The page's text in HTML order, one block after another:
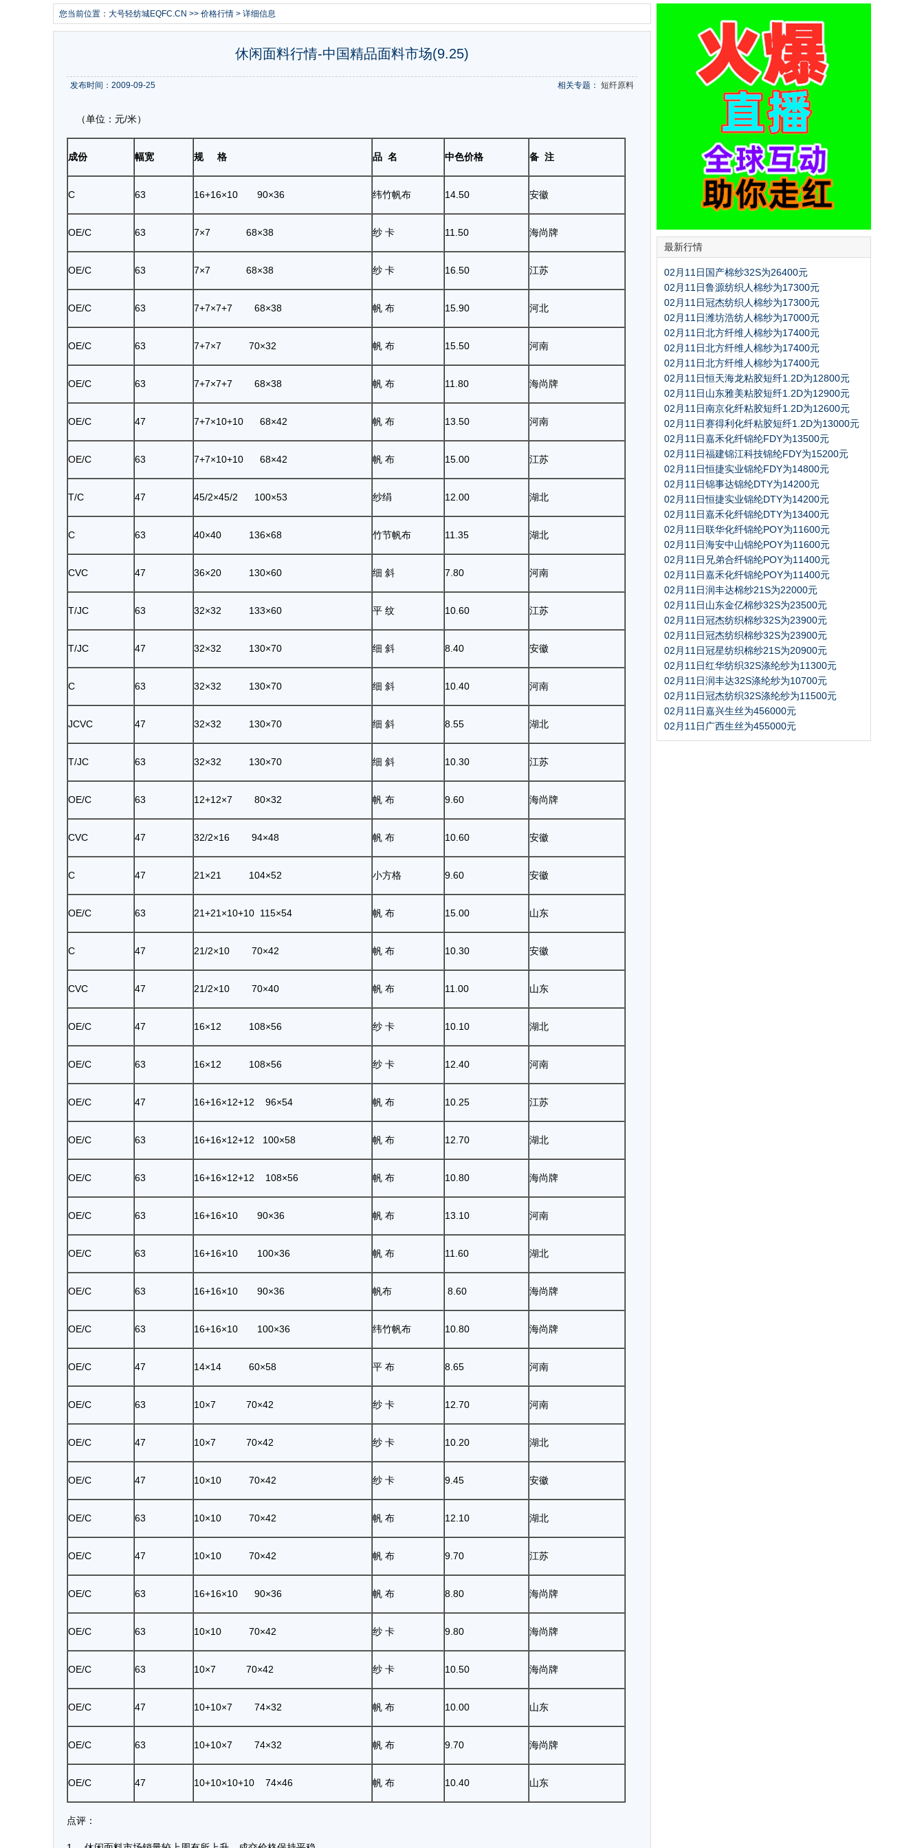
您当前位置： 大号轻纺城EQFC.CN >> 价格行情 > 详细信息
休闲面料行情-中国精品面料市场(9.25)
相关专题： 短纤原料
发布时间：2009-09-25
（单位：元/米）
成份 幅宽 规 格 品 名 中色价格 备 注
C 63 16+16×10 90×36 纬竹帆布 14.50 安徽
OE/C 63 7×7 68×38 纱 卡 11.50 海尚牌
OE/C 63 7×7 68×38 纱 卡 16.50 江苏
OE/C 63 7+7×7+7 68×38 帆 布 15.90 河北
OE/C 63 7+7×7 70×32 帆 布 15.50 河南
OE/C 63 7+7×7+7 68×38 帆 布 11.80 海尚牌
OE/C 47 7+7×10+10 68×42 帆 布 13.50 河南
OE/C 63 7+7×10+10 68×42 帆 布 15.00 江苏
T/C 47 45/2×45/2 100×53 纱绢 12.00 湖北
C 63 40×40 136×68 竹节帆布 11.35 湖北
CVC 47 36×20 130×60 细 斜 7.80 河南
T/JC 63 32×32 133×60 平 纹 10.60 江苏
T/JC 47 32×32 130×70 细 斜 8.40 安徽
C 63 32×32 130×70 细 斜 10.40 河南
JCVC 47 32×32 130×70 细 斜 8.55 湖北
T/JC 63 32×32 130×70 细 斜 10.30 江苏
OE/C 63 12+12×7 80×32 帆 布 9.60 海尚牌
CVC 47 32/2×16 94×48 帆 布 10.60 安徽
C 47 21×21 104×52 小方格 9.60 安徽
OE/C 63 21+21×10+10 115×54 帆 布 15.00 山东
C 47 21/2×10 70×42 帆 布 10.30 安徽
CVC 47 21/2×10 70×40 帆 布 11.00 山东
OE/C 47 16×12 108×56 纱 卡 10.10 湖北
OE/C 63 16×12 108×56 纱 卡 12.40 河南
OE/C 47 16+16×12+12 96×54 帆 布 10.25 江苏
OE/C 63 16+16×12+12 100×58 帆 布 12.70 湖北
OE/C 63 16+16×12+12 108×56 帆 布 10.80 海尚牌
OE/C 63 16+16×10 90×36 帆 布 13.10 河南
OE/C 63 16+16×10 100×36 帆 布 11.60 湖北
OE/C 63 16+16×10 90×36 帆布 8.60 海尚牌
OE/C 63 16+16×10 100×36 纬竹帆布 10.80 海尚牌
OE/C 47 14×14 60×58 平 布 8.65 河南
OE/C 63 10×7 70×42 纱 卡 12.70 河南
OE/C 47 10×7 70×42 纱 卡 10.20 湖北
OE/C 47 10×10 70×42 纱 卡 9.45 安徽
OE/C 63 10×10 70×42 帆 布 12.10 湖北
OE/C 47 10×10 70×42 帆 布 9.70 江苏
OE/C 63 16+16×10 90×36 帆 布 8.80 海尚牌
OE/C 63 10×10 70×42 纱 卡 9.80 海尚牌
OE/C 63 10×7 70×42 纱 卡 10.50 海尚牌
OE/C 47 10+10×7 74×32 帆 布 10.00 山东
OE/C 63 10+10×7 74×32 帆 布 9.70 海尚牌
OE/C 47 10+10×10+10 74×46 帆 布 10.40 山东
点评：
最新行情
02月11日国产棉纱32S为26400元
02月11日鲁源纺织人棉纱为17300元
02月11日冠杰纺织人棉纱为17300元
02月11日潍坊浩纺人棉纱为17000元
02月11日北方纤维人棉纱为17400元
02月11日北方纤维人棉纱为17400元
02月11日北方纤维人棉纱为17400元
02月11日恒天海龙粘胶短纤1.2D为12800元
02月11日山东雅美粘胶短纤1.2D为12900元
02月11日南京化纤粘胶短纤1.2D为12600元
02月11日赛得利化纤粘胶短纤1.2D为13000元
02月11日嘉禾化纤锦纶FDY为13500元
02月11日福建锦江科技锦纶FDY为15200元
02月11日恒捷实业锦纶FDY为14800元
02月11日锦事达锦纶DTY为14200元
02月11日恒捷实业锦纶DTY为14200元
02月11日嘉禾化纤锦纶DTY为13400元
02月11日联华化纤锦纶POY为11600元
02月11日海安中山锦纶POY为11600元
02月11日兄弟合纤锦纶POY为11400元
02月11日嘉禾化纤锦纶POY为11400元
02月11日润丰达棉纱21S为22000元
02月11日山东金亿棉纱32S为23500元
02月11日冠杰纺织棉纱32S为23900元
02月11日冠杰纺织棉纱32S为23900元
02月11日冠星纺织棉纱21S为20900元
02月11日红华纺织32S涤纶纱为11300元
02月11日润丰达32S涤纶纱为10700元
02月11日冠杰纺织32S涤纶纱为11500元
02月11日嘉兴生丝为456000元
02月11日广西生丝为455000元